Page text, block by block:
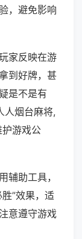
，避免影响
家反映在游
到好牌，甚
是不是有
人烟台麻将,
游戏公
辅助工具，
”效果，适
意遵守游戏